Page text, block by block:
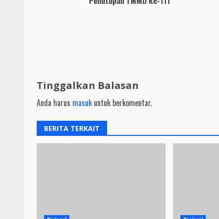
Tinggalkan Balasan
Anda harus masuk untuk berkomentar.
BERITA TERKAIT